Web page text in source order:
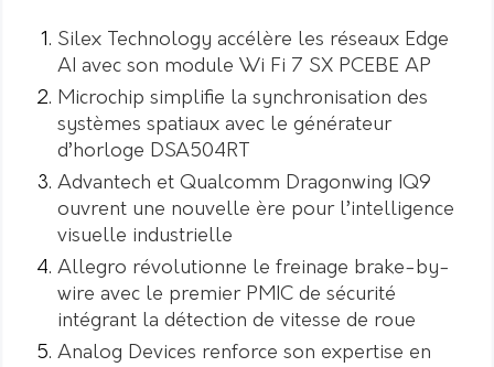
Silex Technology accélère les réseaux Edge
AI avec son module Wi Fi 7 SX PCEBE AP
Microchip simplifie la synchronisation des
systèmes spatiaux avec le générateur
d’horloge DSA504RT
Advantech et Qualcomm Dragonwing IQ9
ouvrent une nouvelle ère pour l’intelligence
visuelle industrielle
Allegro révolutionne le freinage brake-by-
wire avec le premier PMIC de sécurité
intégrant la détection de vitesse de roue
Analog Devices renforce son expertise en